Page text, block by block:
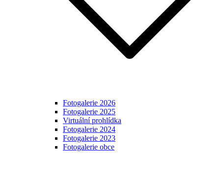
Fotogalerie 2026
Fotogalerie 2025
Virtuální prohlídka
Fotogalerie 2024
Fotogalerie 2023
Fotogalerie obce